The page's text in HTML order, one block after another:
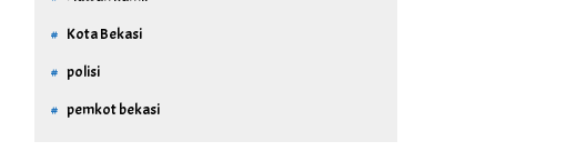
Kota Bekasi
polisi
pemkot bekasi